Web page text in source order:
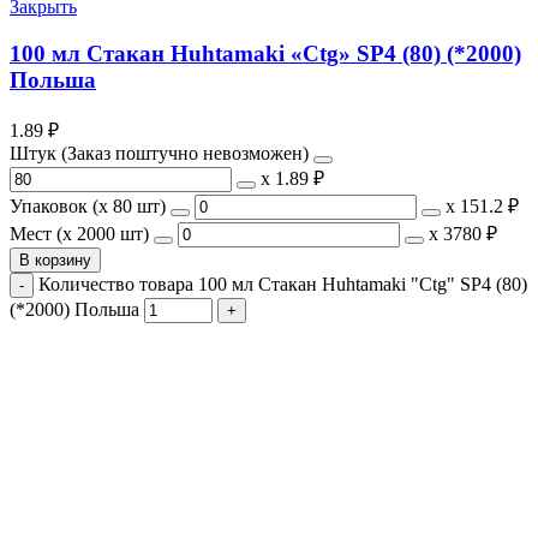
Закрыть
100 мл Стакан Huhtamaki «Ctg» SP4 (80) (*2000)
Польша
1.89 ₽
Штук (Заказ поштучно невозможен)
х 1.89 ₽
Упаковок (x 80 шт)
х 151.2 ₽
Мест (x 2000 шт)
х 3780 ₽
В корзину
Количество товара 100 мл Стакан Huhtamaki "Ctg" SP4 (80)
(*2000) Польша